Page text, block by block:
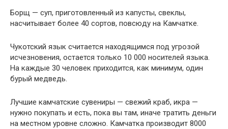
Борщ — суп, приготовленный из капусты, свеклы,
насчитывает более 40 сортов, повсюду на Камчатке.
Чукотский язык считается находящимся под угрозой
исчезновения, остается только 10 000 носителей языка.
На каждые 30 человек приходится, как минимум, один
бурый медведь.
Лучшие камчатские сувениры — свежий краб, икра —
нужно покупать и есть, пока вы там, иначе тратить деньги
на местном уровне сложно. Камчатка производит 8000